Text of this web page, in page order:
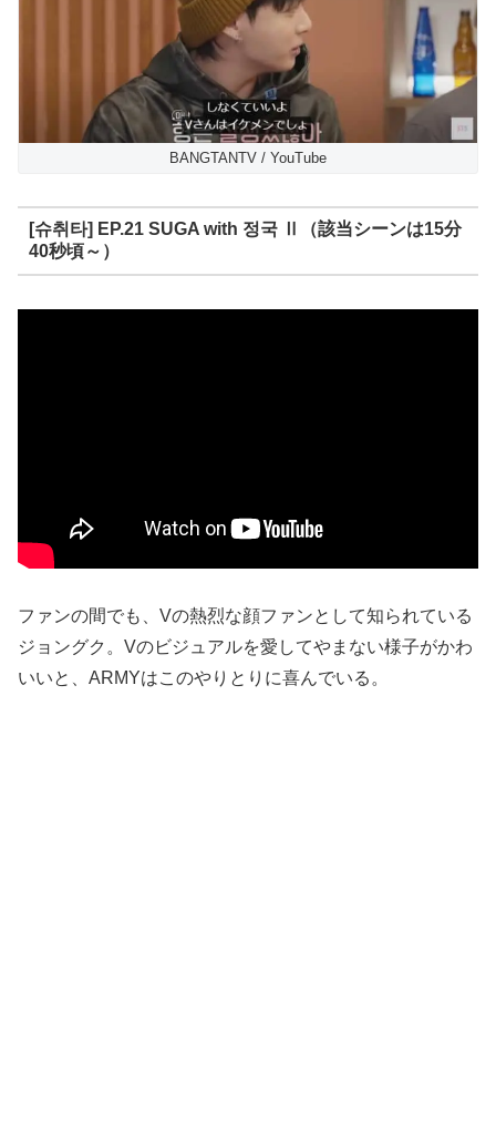
BANGTANTV / YouTube
[슈취타] EP.21 SUGA with 정국 Ⅱ（該当シーンは15分
40秒頃～）
ファンの間でも、Vの熱烈な顔ファンとして知られている
ジョングク。Vのビジュアルを愛してやまない様子がかわ
いいと、ARMYはこのやりとりに喜んでいる。